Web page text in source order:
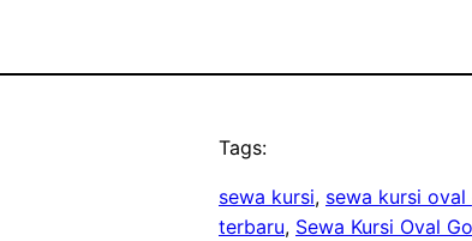
Tags:
sewa kursi, sewa kursi
terbaru, Sewa Kursi Oval